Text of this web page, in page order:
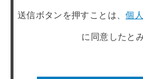
送信ボタンを押すことは、個
に同意したと